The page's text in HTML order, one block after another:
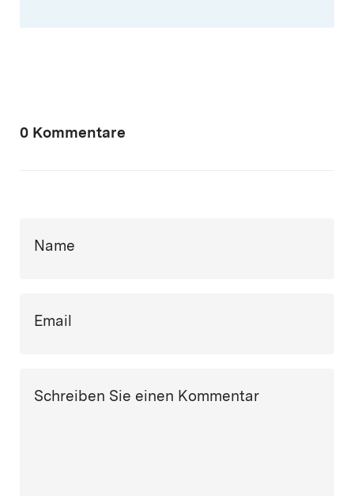
0 Kommentare
Name
Email
Schreiben Sie einen Kommentar